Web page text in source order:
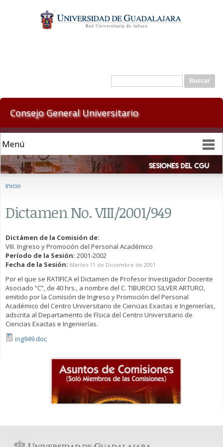
contenido
principal
Formulario de búsqueda
Buscar
Consejo General Universitario
Inicio
Dictamen No. VIII/2001/949
Dictámen de la Comisión de:
VIII. Ingreso y Promoción del Personal Académico
Período de la Sesión: 2001-2002
Fecha de la Sesión: Martes 11 de Diciembre de 2001
Por el que se RATIFICA el Dictamen de Profesor Investigador Docente
Asociado “C”, de 40 hrs., a nombre del C. TIBURCIO SILVER ARTURO,
emitido por la Comisión de Ingreso y Promoción del Personal
Académico del Centro Universitario de Ciencias Exactas e Ingenierías,
adscrita al Departamento de Física del Centro Universitario de
Ciencias Exactas e Ingenierías.
ing949.doc